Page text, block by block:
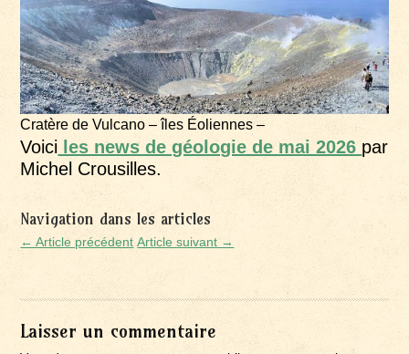
Cratère de Vulcano – îles Éoliennes –
Voici les news de géologie de mai 2026 par
Michel Crousilles.
Navigation dans les articles
← Article précédent Article suivant →
Laisser un commentaire